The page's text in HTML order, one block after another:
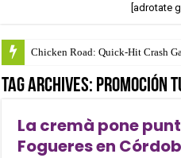
[adrotate
Chicken Road: Quick‑Hit Crash
test123123
Tag Archives: promoción
La cremà pone
Fogueres en